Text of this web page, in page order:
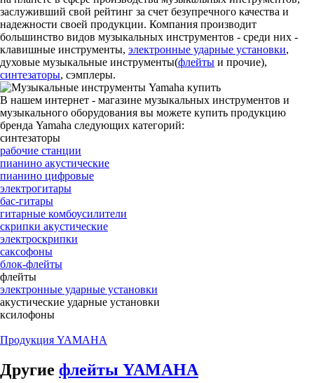
заслуживший свой рейтинг за счет безупречного качества и
надежности своей продукции. Компания производит
большинство видов музыкальных инструментов - среди них -
клавишные инструменты, электронные ударные установки,
духовые музыкальные инструменты(флейты и прочие),
синтезаторы, сэмплеры.
В нашем интернет - магазине музыкальных инструментов и
музыкального оборудования вы можете купить продукцию
бренда Yamaha следующих категорий:
синтезаторы
рабочие станции
пианино акустические
пианино цифровые
электрогитары
бас-гитары
гитарные комбоусилители
скрипки акустические
электроскрипки
саксофоны
блок-флейты
флейты
электронные ударные установки
акустические ударные установки
ксилофоны
Продукция YAMAHA
Другие флейты YAMAHA